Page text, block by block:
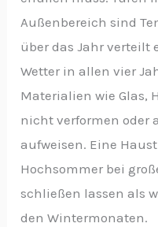
Außenbereich sind
über das Jahr verteilt
Wetter in allen vier
Materialien wie Glas,
nicht verformen oder
aufweisen. Eine
Hochsommer bei
schließen lassen als
den Wintermonaten.